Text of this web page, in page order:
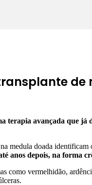
de
avançada que
medula doada
anos depois, na forma
como vermelhidão,